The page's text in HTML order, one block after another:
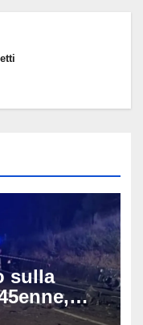
sulla
suv e